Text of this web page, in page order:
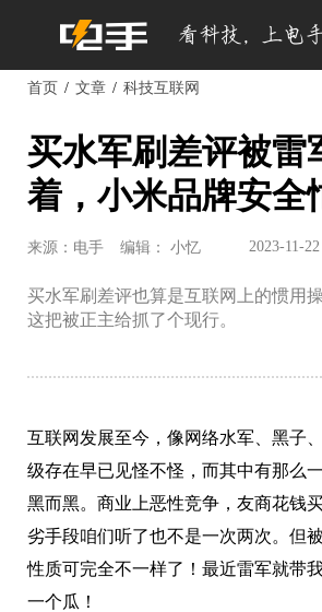
首页 文章 科技互联网
买水军刷差评被雷
着，小米品牌安全
来源：电手 编辑： 小忆 2023-11-
买水军刷差评也算是互联网上的惯用
这把被正主给抓了个现行。
互联网发展至今，像网络水军、黑子
级存在早已见怪不怪，而其中有那么
黑而黑。 商业上恶性竞争，友商花钱
劣手段咱们听了也不是一次两次。但
性质可完全不一样了！ 最近雷军就带
一个瓜！